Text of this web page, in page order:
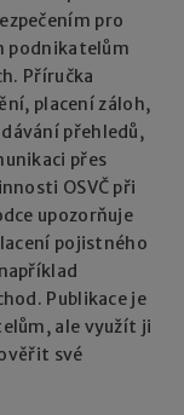
pro
podnikatelům
Příručka
placení záloh,
přehledů,
přes
OSVČ při
upozorňuje
pojistného
Publikace je
ale využít ji
své